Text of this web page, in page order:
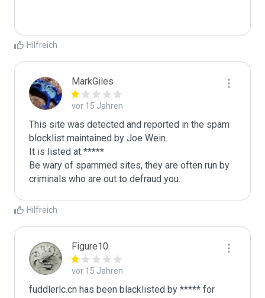
Hilfreich
MarkGiles
vor 15 Jahren
This site was detected and reported in the spam
blocklist maintained by Joe Wein.
It is listed at *****
Be wary of spammed sites, they are often run by
criminals who are out to defraud you.
Hilfreich
Figure10
vor 15 Jahren
fuddlerlc.cn has been blacklisted by ***** for